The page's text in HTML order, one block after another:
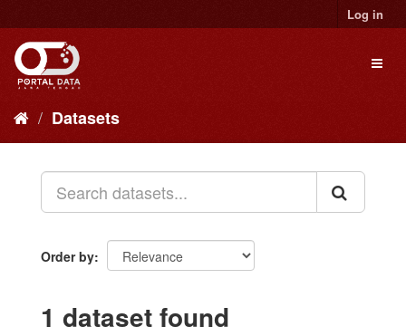
to
content
Log in
Datasets
Order by
1 dataset found